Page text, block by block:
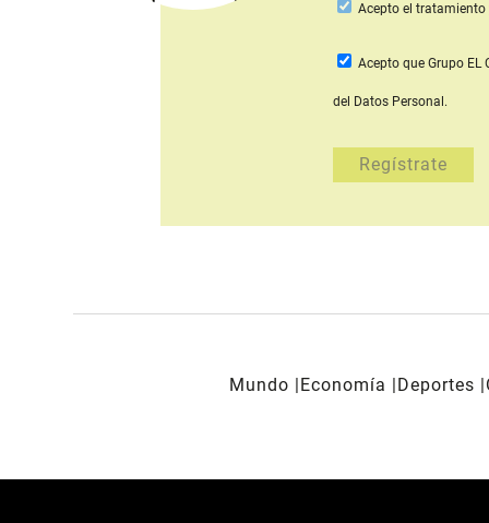
Aceptoel tratamiento
Acepto que Grupo EL
del Datos Personal.
Mundo Economía Deportes